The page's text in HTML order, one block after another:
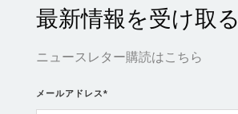
最新情報を受け取る
ニュースレター購読はこちら
メールアドレス*